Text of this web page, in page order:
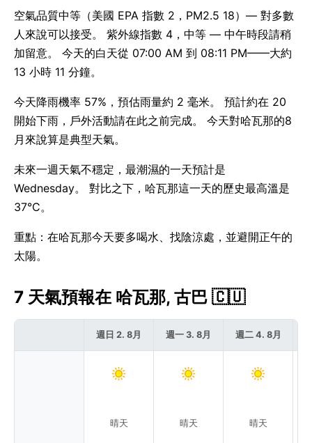
空氣品質中等（美國 EPA 指數 2，PM2.5 18）— 對多數
人來說可以接受。 紫外線指數 4，中等 — 中午時段請稍
加留意。 今天的白天從 07:00 AM 到 08:11 PM——大約
13 小時 11 分鐘。
今天降雨機率 57%，預估雨量約 2 毫米。 預計約在 20
開始下雨，戶外活動請在此之前完成。 今天對哈瓦那的8
月來說算是典型天氣。
未來一週天氣不穩定，最潮濕的一天預計是
Wednesday。 對比之下，哈瓦那這一天的歷史最高溫是
37°C。
重點：在哈瓦那今天要多喝水、找陰涼處，並避開正午的
太陽。
7 天氣預報在 哈瓦那, 古巴 🇨🇺
週日 2. 8月
晴天
週一 3. 8月
晴天
週二 4. 8月
晴天